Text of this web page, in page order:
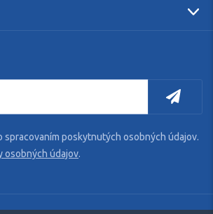
spracovaním poskytnutých osobných údajov.
osobných údajov.